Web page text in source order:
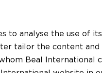
Solicitud de asistencia
Encontrar un aplicador
to analyse the use of
tailor the content
Beal International